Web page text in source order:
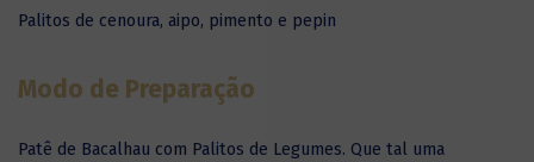
Palitos de cenoura, aipo, pimento e pepin
Modo de Preparação
Patê de Bacalhau com Palitos de Legumes. Que tal uma